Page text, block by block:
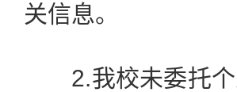
关信息。
2.我校未委托个